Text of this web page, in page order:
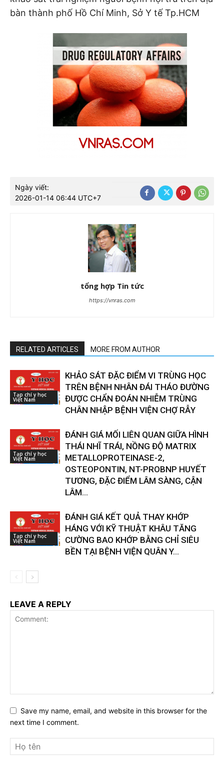
bàn thành phố Hồ Chí Minh, Sở Y tế Tp.HCM
Ngày viết:
2026-01-14 06:44 UTC+7
tổng hợp Tin tức
https://vnras.com
RELATED ARTICLES MORE FROM AUTHOR
Tạp chí y học
Việt Nam
KHẢO SÁT ĐẶC ĐIỂM VI TRÙNG HỌC
TRÊN BỆNH NHÂN ĐÁI THÁO ĐƯỜNG
ĐƯỢC CHẨN ĐOÁN NHIỄM TRÙNG
CHÂN NHẬP BỆNH VIỆN CHỢ RẪY
Tạp chí y học
Việt Nam
ĐÁNH GIÁ MỐI LIÊN QUAN GIỮA HÌNH
THÁI NHĨ TRÁI, NỒNG ĐỘ MATRIX
METALLOPROTEINASE-2,
OSTEOPONTIN, NT-PROBNP HUYẾT
TƯƠNG, ĐẶC ĐIỂM LÂM SÀNG, CẬN
LÂM...
Tạp chí y học
Việt Nam
ĐÁNH GIÁ KẾT QUẢ THAY KHỚP
HÁNG VỚI KỸ THUẬT KHÂU TĂNG
CƯỜNG BAO KHỚP BẰNG CHỈ SIÊU
BỀN TẠI BỆNH VIỆN QUÂN Y...
LEAVE A REPLY
Save my name, email, and website in this browser for the
next time I comment.